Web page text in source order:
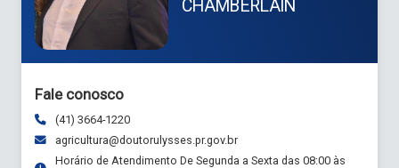
CHAMBERLAIN
Fale conosco
(41) 3664-1220
agricultura@doutorulysses.pr.gov.br
Horário de Atendimento De Segunda a Sexta das 08:00 às